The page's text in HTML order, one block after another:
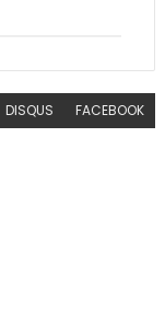
DISQUS FACEBOOK